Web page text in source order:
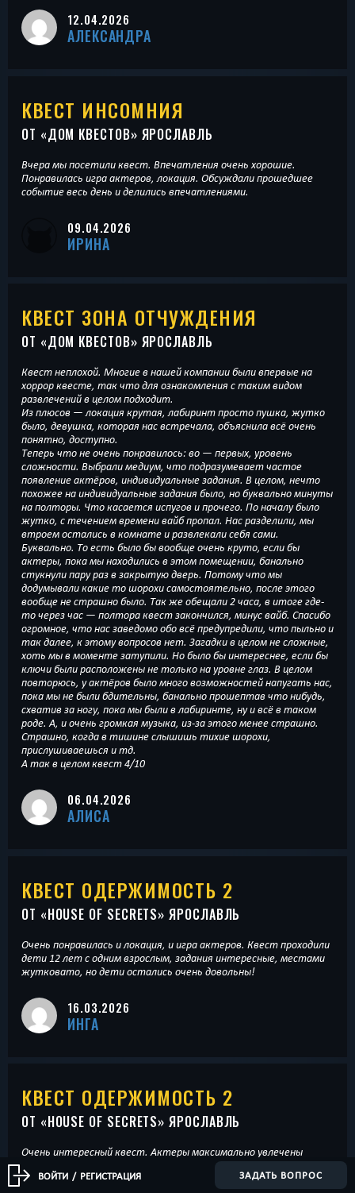
12.04.2026
АЛЕКСАНДРА
КВЕСТ ИНСОМНИЯ
ОТ «ДОМ КВЕСТОВ» ЯРОСЛАВЛЬ
Вчера мы посетили квест. Впечатления очень хорошие.
Понравилась игра актеров, локация. Обсуждали прошедшее
событие весь день и делились впечатлениями.
09.04.2026
ИРИНА
КВЕСТ ЗОНА ОТЧУЖДЕНИЯ
ОТ «ДОМ КВЕСТОВ» ЯРОСЛАВЛЬ
Квест неплохой. Многие в нашей компании были впервые на
хоррор квесте, так что для ознакомления с таким видом
развлечений в целом подходит.
Из плюсов — локация крутая, лабиринт просто пушка, жутко
было, девушка, которая нас встречала, объяснила всё очень
понятно, доступно.
Теперь что не очень понравилось: во — первых, уровень
сложности. Выбрали медиум, что подразумевает частое
появление актёров, индивидуальные задания. В целом, нечто
похожее на индивидуальные задания было, но буквально минуты
на полторы. Что касается испугов и прочего. По началу было
жутко, с течением времени вайб пропал. Нас разделили, мы
втроем остались в комнате и развлекали себя сами.
Буквально. То есть было бы вообще очень круто, если бы
актеры, пока мы находились в этом помещении, банально
стукнули пару раз в закрытую дверь. Потому что мы
додумывали какие то шорохи самостоятельно, после этого
вообще не страшно было. Так же обещали 2 часа, в итоге где-
то через час — полтора квест закончился, минус вайб. Спасибо
огромное, что нас заведомо обо всё предупредили, что пыльно и
так далее, к этому вопросов нет. Загадки в целом не сложные,
хоть мы в моменте затупили. Но было бы интереснее, если бы
ключи были расположены не только на уровне глаз. В целом
повторюсь, у актёров было много возможностей напугать нас,
пока мы не были бдительны, банально прошептав что нибудь,
схватив за ногу, пока мы были в лабиринте, ну и всё в таком
роде. А, и очень громкая музыка, из-за этого менее страшно.
Страшно, когда в тишине слышишь тихие шорохи,
прислушиваешься и тд.
А так в целом квест 4/10
06.04.2026
АЛИСА
КВЕСТ ОДЕРЖИМОСТЬ 2
ОТ «HOUSE OF SECRETS» ЯРОСЛАВЛЬ
Очень понравилась и локация, и игра актеров. Квест проходили
дети 12 лет с одним взрослым, задания интересные, местами
жутковато, но дети остались очень довольны!
16.03.2026
ИНГА
КВЕСТ ОДЕРЖИМОСТЬ 2
ОТ «HOUSE OF SECRETS» ЯРОСЛАВЛЬ
Очень интересный квест. Актеры максимально увлечены
ВОЙТИ / РЕГИСТРАЦИЯ ЗАДАТЬ ВОПРОС